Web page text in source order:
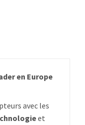
en Europe
avec les
et